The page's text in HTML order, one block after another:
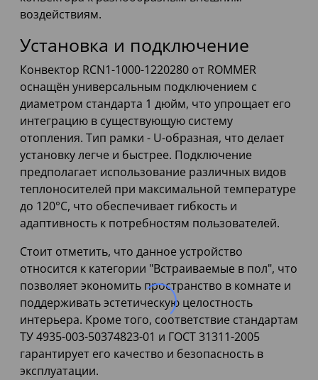
воздействиям.
Установка и подключение
Конвектор RCN1-1000-1220280 от ROMMER
оснащён универсальным подключением с
диаметром стандарта 1 дюйм, что упрощает его
интеграцию в существующую систему
отопления. Тип рамки - U-образная, что делает
установку легче и быстрее. Подключение
предполагает использование различных видов
теплоносителей при максимальной температуре
до 120°C, что обеспечивает гибкость и
адаптивность к потребностям пользователей.
Стоит отметить, что данное устройство
относится к категории "Встраиваемые в пол", что
позволяет экономить пространство в комнате и
поддерживать эстетическую целостность
интерьера. Кроме того, соответствие стандартам
ТУ 4935-003-50374823-01 и ГОСТ 31311-2005
гарантирует его качество и безопасность в
эксплуатации.